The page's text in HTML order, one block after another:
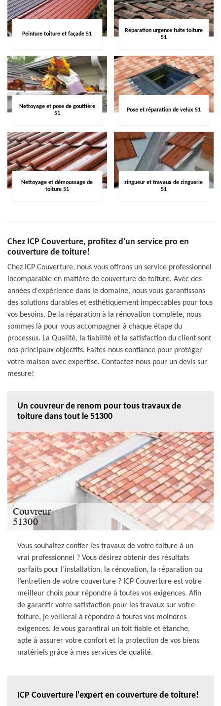
Peinture toiture et façade 51
Réparation urgence fuite toiture
51
Nettoyage et pose de gouttière
51
Pose et réparation de velux 51
Nettoyage et démoussage de
toiture 51
zingueur et travaux de zinguerie
51
Chez ICP Couverture, profitez d'un service pro en
couverture de toiture!
Chez ICP Couverture, nous vous offrons un service professionnel
incomparable en matière de couverture de toiture. Avec des
années d'expérience dans le domaine, nous vous garantissons
des solutions durables et esthétiquement impeccables pour tous
vos besoins. De la réparation à la rénovation complète, nous
sommes là pour vous accompagner à chaque étape du
processus. La Qualité, la fiabilité et la satisfaction du client sont
nos principaux objectifs. Faites-nous confiance pour protéger
votre maison avec expertise. Contactez-nous pour un devis sur
mesure!
Un couvreur de renom pour tous travaux de
toiture dans tout le 51300
Vous souhaitez confier les travaux de votre toiture à un
vrai professionnel ? Vous désirez obtenir des résultats
parfaits pour l’installation, la rénovation, la réparation ou
l’entretien de votre couverture ? ICP Couverture est votre
meilleur choix pour répondre à toutes vos exigences. Afin
de garantir votre satisfaction pour les travaux sur votre
toiture, je veillerai à répondre à toutes vos moindres
exigences. Je vous garantirai un toit fiable et étanche,
apte à assurer votre confort et la protection de vos biens
matériels grâce à mes services de qualité.
ICP Couverture l'expert en couverture de toiture!